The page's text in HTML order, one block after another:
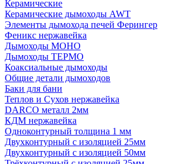
Керамические
Керамические дымоходы AWT
Элементы дымохода печей Ферингер
Феникс нержавейка
Дымоходы МОНО
Дымоходы ТЕРМО
Коаксиальные дымоходы
Общие детали дымоходов
Баки для бани
Теплов и Сухов нержавейка
DARCO металл 2мм
КДМ нержавейка
Одноконтурный толщина 1 мм
Двухконтурный с изоляцией 25мм
Двухконтурный с изоляцией 50мм